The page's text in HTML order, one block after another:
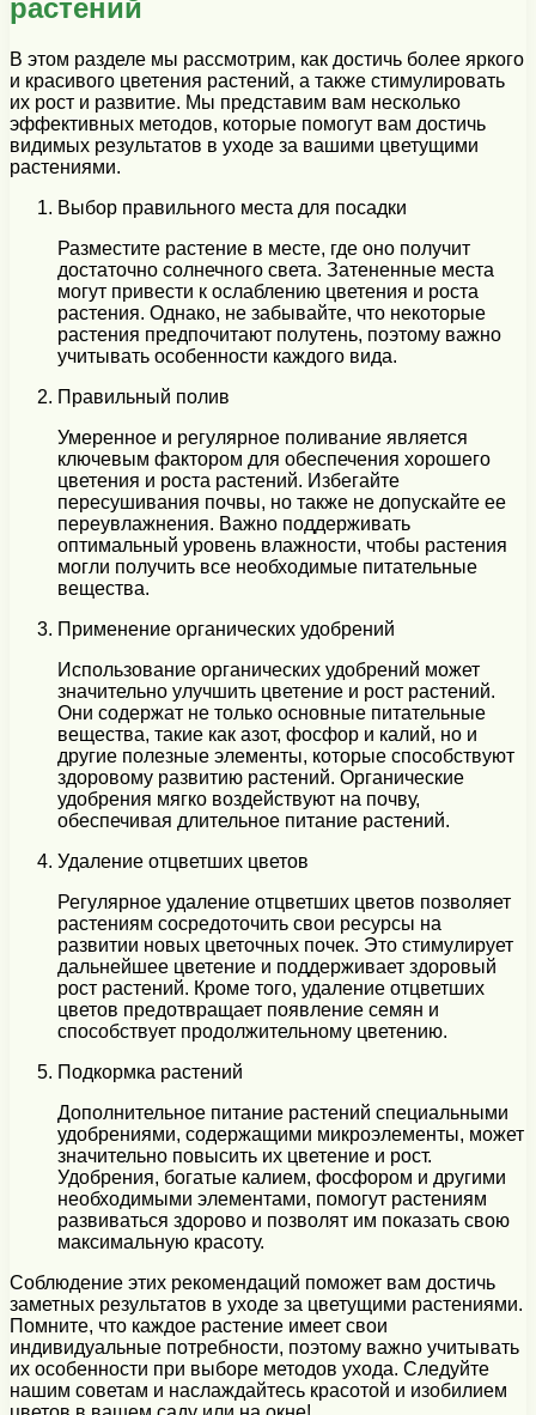
растений
В этом разделе мы рассмотрим, как достичь более яркого
и красивого цветения растений, а также стимулировать
их рост и развитие. Мы представим вам несколько
эффективных методов, которые помогут вам достичь
видимых результатов в уходе за вашими цветущими
растениями.
Выбор правильного места для посадки
Разместите растение в месте, где оно получит
достаточно солнечного света. Затененные места
могут привести к ослаблению цветения и роста
растения. Однако, не забывайте, что некоторые
растения предпочитают полутень, поэтому важно
учитывать особенности каждого вида.
Правильный полив
Умеренное и регулярное поливание является
ключевым фактором для обеспечения хорошего
цветения и роста растений. Избегайте
пересушивания почвы, но также не допускайте ее
переувлажнения. Важно поддерживать
оптимальный уровень влажности, чтобы растения
могли получить все необходимые питательные
вещества.
Применение органических удобрений
Использование органических удобрений может
значительно улучшить цветение и рост растений.
Они содержат не только основные питательные
вещества, такие как азот, фосфор и калий, но и
другие полезные элементы, которые способствуют
здоровому развитию растений. Органические
удобрения мягко воздействуют на почву,
обеспечивая длительное питание растений.
Удаление отцветших цветов
Регулярное удаление отцветших цветов позволяет
растениям сосредоточить свои ресурсы на
развитии новых цветочных почек. Это стимулирует
дальнейшее цветение и поддерживает здоровый
рост растений. Кроме того, удаление отцветших
цветов предотвращает появление семян и
способствует продолжительному цветению.
Подкормка растений
Дополнительное питание растений специальными
удобрениями, содержащими микроэлементы, может
значительно повысить их цветение и рост.
Удобрения, богатые калием, фосфором и другими
необходимыми элементами, помогут растениям
развиваться здорово и позволят им показать свою
максимальную красоту.
Соблюдение этих рекомендаций поможет вам достичь
заметных результатов в уходе за цветущими растениями.
Помните, что каждое растение имеет свои
индивидуальные потребности, поэтому важно учитывать
их особенности при выборе методов ухода. Следуйте
нашим советам и наслаждайтесь красотой и изобилием